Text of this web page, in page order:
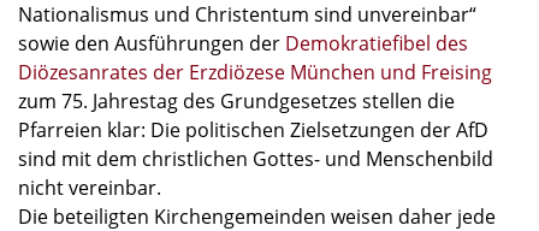
Nationalismus und Christentum sind unvereinbar“
sowie den Ausführungen der Demokratiefibel des
Diözesanrates der Erzdiözese München und Freising
zum 75. Jahrestag des Grundgesetzes stellen die
Pfarreien klar: Die politischen Zielsetzungen der AfD
sind mit dem christlichen Gottes- und Menschenbild
nicht vereinbar.
Die beteiligten Kirchengemeinden weisen daher jede